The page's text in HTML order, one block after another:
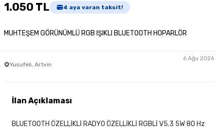
1.050 TL 4 aya varan taksit!
MUHTEŞEM GÖRÜNÜMLÜ RGB IŞIKLI BLUETOOTH HOPARLÖR
Yusufeli, Artvin
6 Ağu 2026
İlan Açıklaması
BLUETOOTH ÖZELLİKLİ RADYO ÖZELLİKLİ RGBLİ V5.3 5W 80 Hz